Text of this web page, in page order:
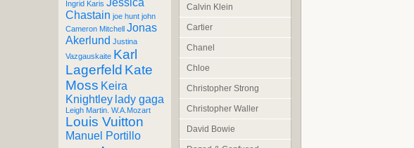
Ingrid Karis Jessica
Chastain joe hunt john
Cameron Mitchell Jonas
Akerlund Justina
Vazgauskaite Karl
Lagerfeld Kate
Moss Keira
Knightley lady gaga
Leigh Martin. W.A.Mozart
Louis Vuitton
Manuel Portillo
Calvin Klein
Cartier
Chanel
Chloe
Christopher Strong
Christopher Waller
David Bowie